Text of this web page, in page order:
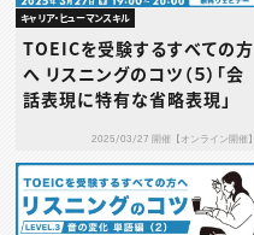
キャリア・ヒューマンスキル
TOEICを受験するすべての方
へ リスニングのコツ（５）「会
話表現に特有な省略表現」
2025/03/27 開催【オンライン開催】